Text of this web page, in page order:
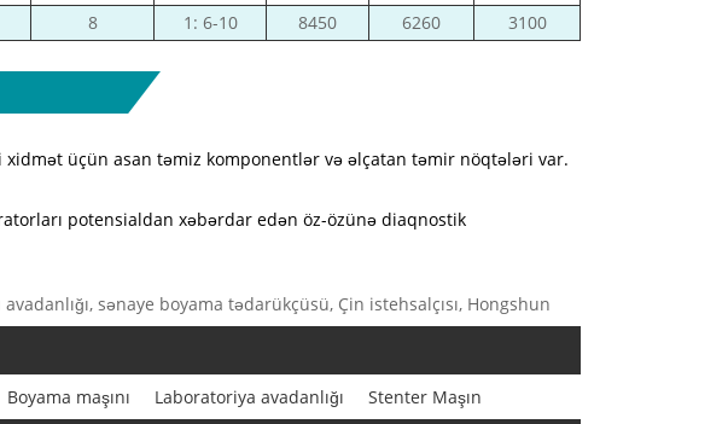
8 1: 6-10 8450 6260 3100
üçün asan təmiz komponentlər və əlçatan təmir nöqtələri var.
potensialdan xəbərdar edən öz-özünə diaqnostik
sənaye boyama tədarükçüsü, Çin istehsalçısı, Hongshun
Boyama maşını Laboratoriya avadanlığı Stenter Maşın